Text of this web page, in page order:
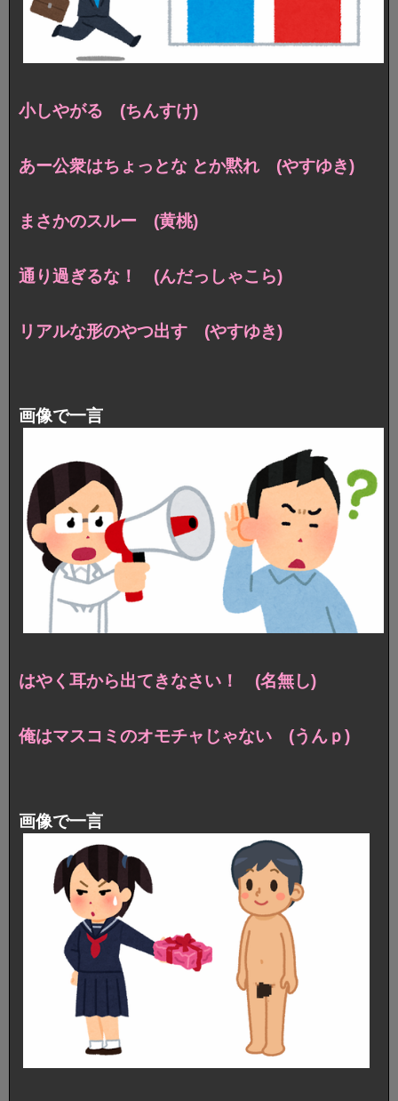
小しやがる (ちんすけ)
あー公衆はちょっとな とか黙れ (やすゆき)
まさかのスルー (黄桃)
通り過ぎるな！ (んだっしゃこら)
リアルな形のやつ出す (やすゆき)
画像で一言
はやく耳から出てきなさい！ (名無し)
俺はマスコミのオモチャじゃない (うんｐ)
画像で一言